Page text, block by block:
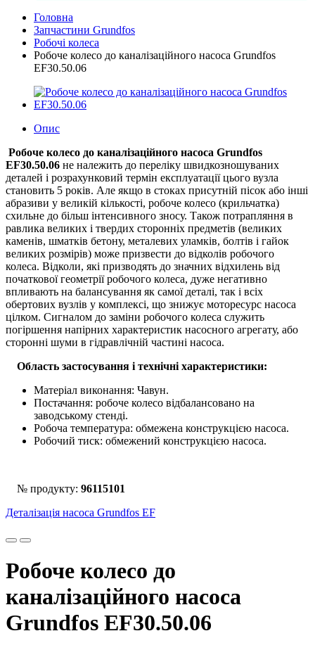
Головна
Запчастини Grundfos
Робочі колеса
Робоче колесо до каналізаційного насоса Grundfos
EF30.50.06
Опис
Робоче колесо до каналізаційного насоса Grundfos
EF30.50.06 не належить до переліку швидкозношуваних
деталей і розрахунковий термін експлуатації цього вузла
становить 5 років. Але якщо в стоках присутній пісок або інші
абразиви у великій кількості, робоче колесо (крильчатка)
схильне до більш інтенсивного зносу. Також потрапляння в
равлика великих і твердих сторонніх предметів (великих
каменів, шматків бетону, металевих уламків, болтів і гайок
великих розмірів) може призвести до відколів робочого
колеса. Відколи, які призводять до значних відхилень від
початкової геометрії робочого колеса, дуже негативно
впливають на балансування як самої деталі, так і всіх
обертових вузлів у комплексі, що знижує моторесурс насоса
цілком. Сигналом до заміни робочого колеса служить
погіршення напірних характеристик насосного агрегату, або
сторонні шуми в гідравлічній частині насоса.
Область застосування і технічні характеристики:
Матеріал виконання: Чавун.
Постачання: робоче колесо відбалансовано на
заводському стенді.
Робоча температура: обмежена конструкцією насоса.
Робочий тиск: обмежений конструкцією насоса.
№ продукту: 96115101
Деталізація насоса Grundfos EF
Робоче колесо до
каналізаційного насоса
Grundfos EF30.50.06